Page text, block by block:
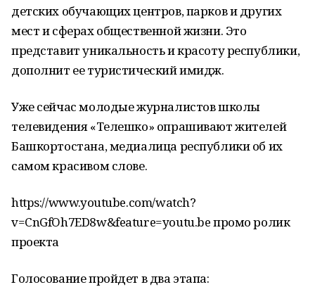
детских обучающих центров, парков и других
мест и сферах общественной жизни. Это
представит уникальность и красоту республики,
дополнит ее туристический имидж.
Уже сейчас молодые журналистов школы
телевидения «Телешко» опрашивают жителей
Башкортостана, медиалица республики об их
самом красивом слове.
https://www.youtube.com/watch?
v=CnGfOh7ED8w&feature=youtu.be промо ролик
проекта
Голосование пройдет в два этапа: